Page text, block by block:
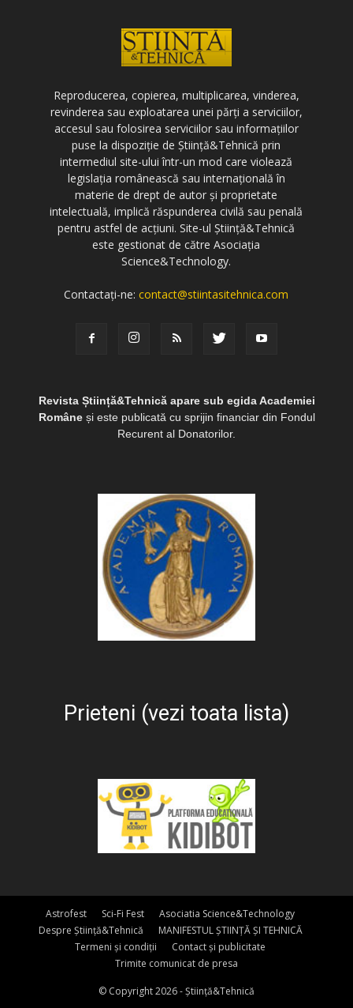
Reproducerea, copierea, multiplicarea, vinderea,
revinderea sau exploatarea unei părți a serviciilor,
accesul sau folosirea serviciilor sau informațiilor
puse la dispoziție de Știință&Tehnică prin
intermediul site-ului într-un mod care violează
legislația românească sau internațională în
materie de drept de autor și proprietate
intelectuală, implică răspunderea civilă sau penală
pentru astfel de acțiuni. Site-ul Știință&Tehnică
este gestionat de către Asociația
Science&Technology.
Contactați-ne:contact@stiintasitehnica.com
Revista Știință&Tehnică apare sub egida Academiei
Româneși este publicată cu sprijin financiar din Fondul
Recurent al Donatorilor.
Prieteni (vezi toata lista)
Astrofest Sci-Fi Fest
Asociatia Science&Technology
Despre Știință&Tehnică
MANIFESTUL ȘTIINȚĂ ȘI TEHNICĂ
Termeni și condiții
Contact și publicitate
Trimite comunicat de presa
© Copyright 2026 - Știință&Tehnică